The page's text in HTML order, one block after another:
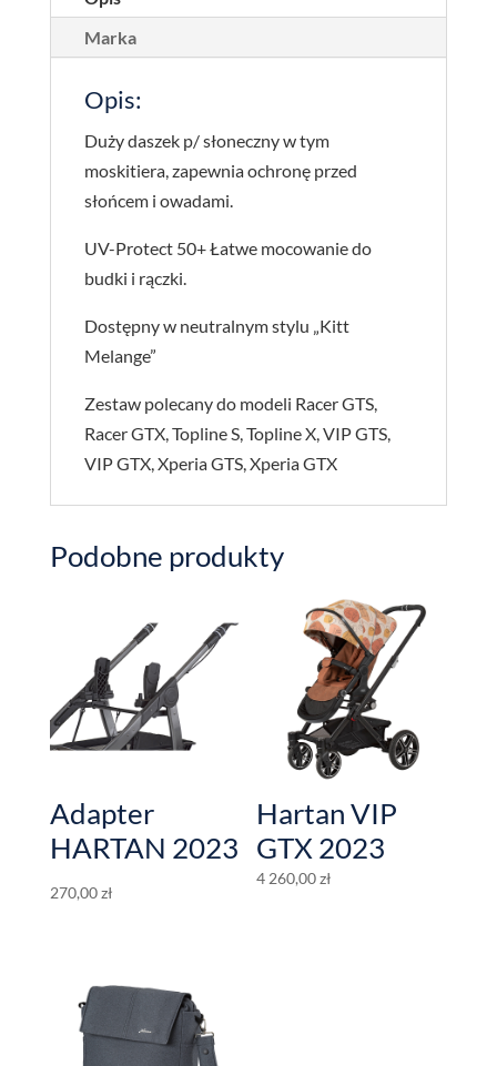
Marka
Opis:
Duży daszek p/ słoneczny w tym
moskitiera, zapewnia ochronę przed
słońcem i owadami.
UV-Protect 50+ Łatwe mocowanie do
budki i rączki.
Dostępny w neutralnym stylu „Kitt
Melange”
Zestaw polecany do modeli Racer GTS,
Racer GTX, Topline S, Topline X, VIP GTS,
VIP GTX, Xperia GTS, Xperia GTX
Podobne produkty
Adapter
HARTAN 2023
270,00zł
Hartan VIP
GTX 2023
4 260,00zł